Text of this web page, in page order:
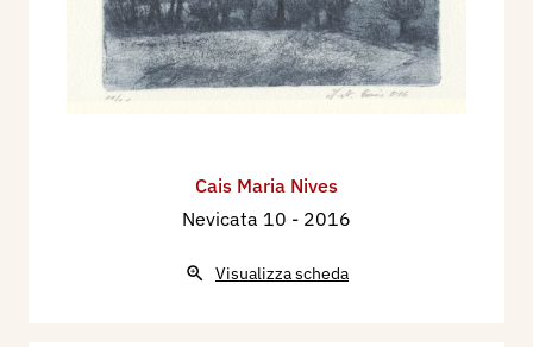
Cais Maria Nives
Nevicata 10 - 2016
Visualizza scheda